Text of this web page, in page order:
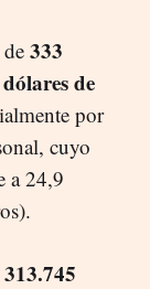
333
de
por
cuyo
a 24,9
313.745